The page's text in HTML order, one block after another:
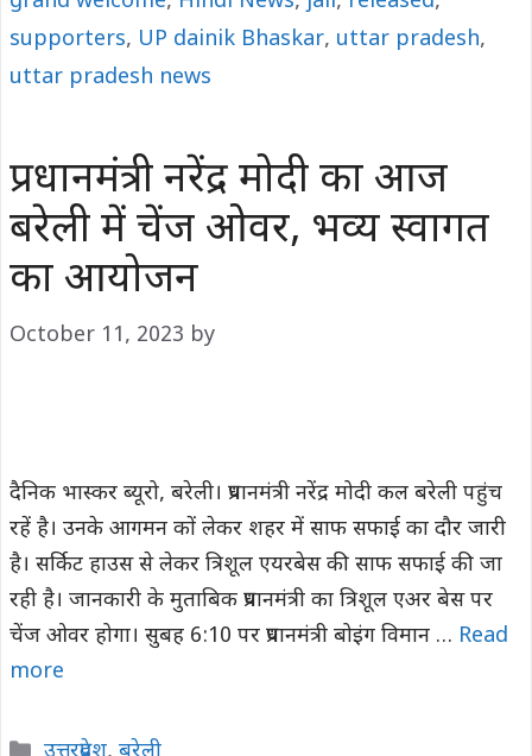
supporters, UP dainik Bhaskar, uttar pradesh,
uttar pradesh news
प्रधानमंत्री नरेंद्र मोदी का आज
बरेली में चेंज ओवर, भव्य स्वागत
का आयोजन
October 11, 2023 by
दैनिक भास्कर ब्यूरो, बरेली। प्रधानमंत्री नरेंद्र मोदी कल बरेली पहुंच
रहें है। उनके आगमन कों लेकर शहर में साफ सफाई का दौर जारी
है। सर्किट हाउस से लेकर त्रिशूल एयरबेस की साफ सफाई की जा
रही है। जानकारी के मुताबिक प्रधानमंत्री का त्रिशूल एअर बेस पर
चेंज ओवर होगा। सुबह 6:10 पर प्रधानमंत्री बोइंग विमान … Read
more
Categories